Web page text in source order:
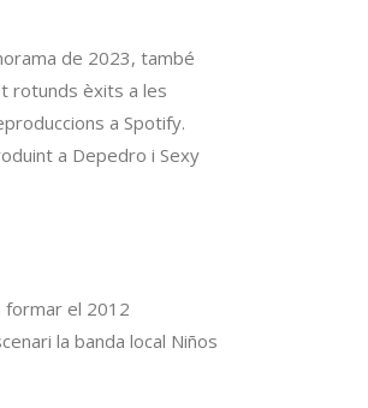
de 2023, també
rotunds èxits a les
a Spotify.
a Depedro i Sexy
formar el 2012
la banda local Niños